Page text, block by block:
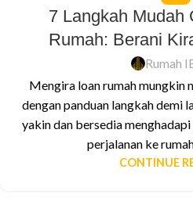
7 Langkah Mudah
Rumah: Berani
Rumah
Mengira loan rumah mungkin
dengan panduan langkah demi
yakin dan bersedia
perjalanan ke
CONTINUE